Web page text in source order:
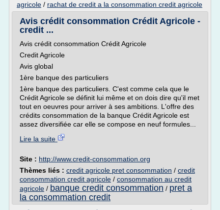
agricole / rachat de credit a la consommation credit agricole
Avis crédit consommation Crédit Agricole -
credit ...
Avis crédit consommation Crédit Agricole
Credit Agricole
Avis global
1ère banque des particuliers
1ère banque des particuliers. C'est comme cela que le
Crédit Agricole se définit lui même et on dois dire qu'il met
tout en oeuvres pour arriver à ses ambitions. L'offre des
crédits consommation de la banque Crédit Agricole est
assez diversifiée car elle se compose en neuf formules...
Lire la suite
Site : http://www.credit-consommation.org
Thèmes liés : credit agricole pret consommation / credit
consommation credit agricole / consommation au credit
agricole / banque credit consommation / pret a
la consommation credit